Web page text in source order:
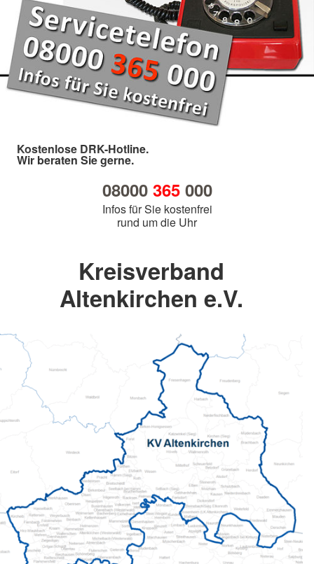
Kostenlose DRK-Hotline.
Wir beraten Sie gerne.
08000 365000
Infos für Sie kostenfrei
rund um die Uhr
Kreisverband
Altenkirchen e.V.